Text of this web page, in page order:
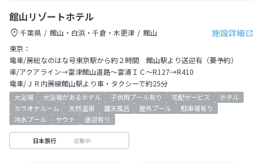
館山リゾートホテル
施設詳細
千葉県 館山・白浜・千倉・木更津
館山
東京：
電車/房総なのはな号東京駅から約２時間 館山駅より送迎有（要予約）
車/アクアライン→富津館山道路～富浦ＩＣ～R127→R410
電車/ＪＲ内房線館山駅より車・タクシーで約25分
大浴場 大浴場があるホテル 子供用プール有り 宅配サービス
ホテル
カラオケルーム
天然温泉 露天風呂 屋外プール
駐車場有り
冷水プール
サウナ 送迎有り
日本旅行 収集中